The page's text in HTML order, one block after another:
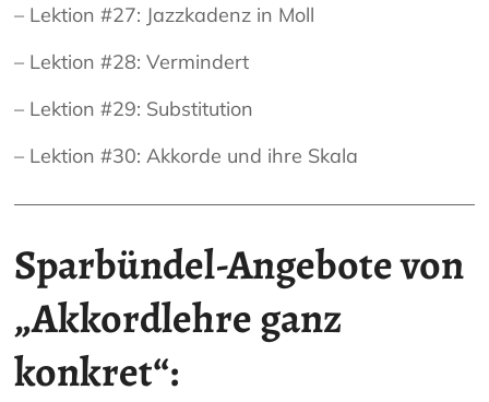
– Lektion #27: Jazzkadenz in Moll
– Lektion #28: Vermindert
– Lektion #29: Substitution
– Lektion #30: Akkorde und ihre Skala
Sparbündel-Angebote von
„Akkordlehre ganz
konkret“: